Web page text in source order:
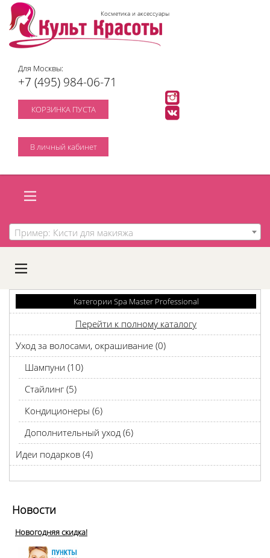
Косметика и аксессуары
Для Москвы:
+7 (495) 984-06-71
КОРЗИНКА ПУСТА
В личный кабинет
Пример: Кисти для макияжа
A
C
D
Категории Spa Master Professional
Перейти к полному каталогу
Уход за волосами, окрашивание (0)
Шампуни (10)
Стайлинг (5)
Кондиционеры (6)
Дополнительный уход (6)
Идеи подарков (4)
Новости
Новогодняя скидка!